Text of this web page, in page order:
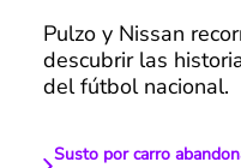
Pulzo y Nissan
descubrir las
del fútbol nacional.
Susto por carro